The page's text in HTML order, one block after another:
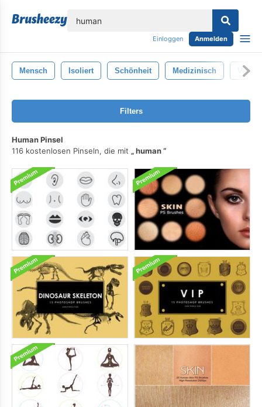
Einloggen Anmelden
Mensch Isoliert Schönheit Medizinisch Vektor
Filters
Human Pinsel
116 kostenlosen Pinseln, die mit
human